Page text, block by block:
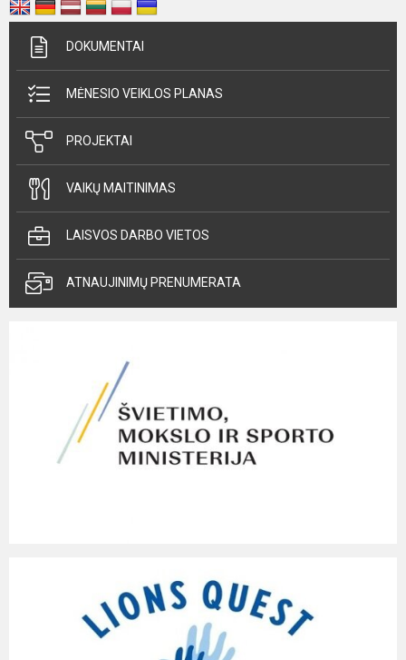
DOKUMENTAI
MĖNESIO VEIKLOS PLANAS
PROJEKTAI
VAIKŲ MAITINIMAS
LAISVOS DARBO VIETOS
ATNAUJINIMŲ PRENUMERATA